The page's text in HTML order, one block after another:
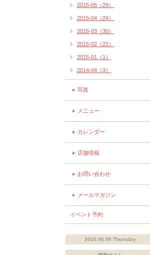
2015-05（29）
2015-04（24）
2015-03（30）
2015-02（22）
2015-01（1）
2014-04（3）
写真
メニュー
カレンダー
店舗情報
お問い合わせ
メールマガジン
イベント予約
2026.08.06 Thursday